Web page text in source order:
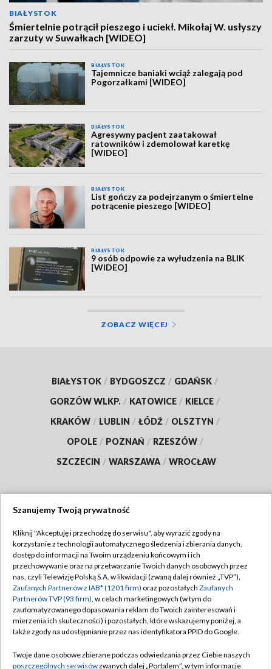
BIAŁYSTOK
Śmiertelnie potrącił pieszego i uciekł. Mikołaj W. usłyszy
zarzuty w Suwałkach [WIDEO]
BIAŁYSTOK
Tajemnicze baniaki wciąż zalegają pod
Pogorzałkami [WIDEO]
BIAŁYSTOK
Agresywny pacjent zaatakował
ratowników i zdemolował karetkę
[WIDEO]
BIAŁYSTOK
List gończy za podejrzanym o śmiertelne
potrącenie pieszego [WIDEO]
BIAŁYSTOK
9 osób odpowie za wyłudzenia na BLIK
[WIDEO]
ZOBACZ WIĘCEJ
BIAŁYSTOK / BYDGOSZCZ / GDAŃSK /
GORZÓW WLKP. / KATOWICE / KIELCE /
KRAKÓW / LUBLIN / ŁÓDŹ / OLSZTYN /
OPOLE / POZNAŃ / RZESZÓW /
SZCZECIN / WARSZAWA / WROCŁAW
TVP
Abonament TVP
Emisja w TVP
Centrum informacji TVP
Naziemna Telewizja Cyfrowa
Rada Programowa
Regulamin TVP
Polityka prywatności
Moje zgody
Pomoc
Szanujemy Twoją prywatność
Kliknij "Akceptuję i przechodzę do serwisu", aby wyrazić zgody na
korzystanie z technologii automatycznego śledzenia i zbierania danych,
dostęp do informacji na Twoim urządzeniu końcowym i ich
przechowywanie oraz na przetwarzanie Twoich danych osobowych przez
nas, czyli Telewizję Polską S.A. w likwidacji (zwaną dalej również „TVP”),
Zaufanych Partnerów z IAB* (1201 firm) oraz pozostałych Zaufanych
Partnerów TVP (93 firm), w celach marketingowych (w tym do
zautomatyzowanego dopasowania reklam do Twoich zainteresowań i
mierzenia ich skuteczności) i pozostałych, które wskazujemy poniżej, a
także zgody na udostępnianie przez nas identyfikatora PPID do Google.
Twoje dane osobowe zbierane podczas odwiedzania przez Ciebie naszych
poszczególnych serwisówzwanych dalej „Portalem”, w tym informacje